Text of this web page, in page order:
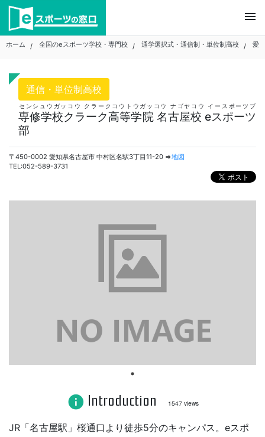
Skip
content
menu
ホーム 全国のeスポーツ学校・専門校 通学選択式・通信制・単位制高校 愛
通信・単位制高校
専修学校クラーク高等学院 名古屋校 eスポーツ
部
センシュウガッコウ クラークコウトウガッコウ ナゴヤコウ イースポーツブ
〒450-0002 愛知県名古屋市 中村区名駅3丁目11-20 ⇒地図
TEL:052-589-3731
info Introduction 1547 views
JR「名古屋駅」桜通口より徒歩5分のキャンパス。eスポ